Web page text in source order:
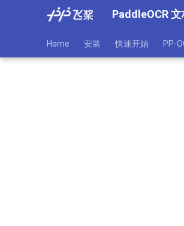
PaddleOCR
Home 安装 快速开始 PP-